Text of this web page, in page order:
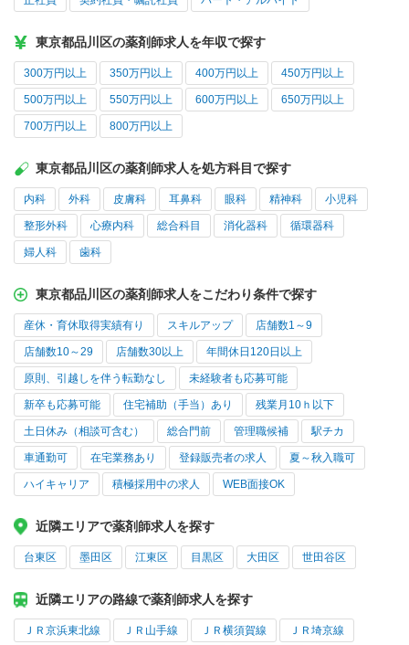
東京都品川区の薬剤師求人を年収で探す
300万円以上 350万円以上 400万円以上 450万円以上
500万円以上 550万円以上 600万円以上 650万円以上
700万円以上 800万円以上
東京都品川区の薬剤師求人を処方科目で探す
内科 外科 皮膚科 耳鼻科 眼科 精神科 小児科
整形外科 心療内科 総合科目 消化器科 循環器科
婦人科 歯科
東京都品川区の薬剤師求人をこだわり条件で探す
産休・育休取得実績有り スキルアップ 店舗数1～9
店舗数10～29 店舗数30以上 年間休日120日以上
原則、引越しを伴う転勤なし 未経験者も応募可能
新卒も応募可能 住宅補助（手当）あり 残業月10ｈ以下
土日休み（相談可含む） 総合門前 管理職候補 駅チカ
車通勤可 在宅業務あり 登録販売者の求人 夏～秋入職可
ハイキャリア 積極採用中の求人 WEB面接OK
近隣エリアで薬剤師求人を探す
台東区 墨田区 江東区 目黒区 大田区 世田谷区
近隣エリアの路線で薬剤師求人を探す
ＪＲ京浜東北線 ＪＲ山手線 ＪＲ横須賀線 ＪＲ埼京線